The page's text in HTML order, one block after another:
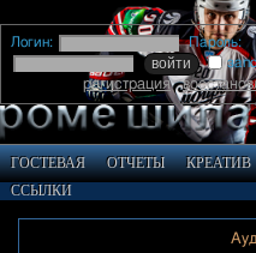
Логин:
Пароль:
регистрация
ГОСТЕВАЯ ОТЧЕТЫ КРЕАТИВ
ССЫЛКИ